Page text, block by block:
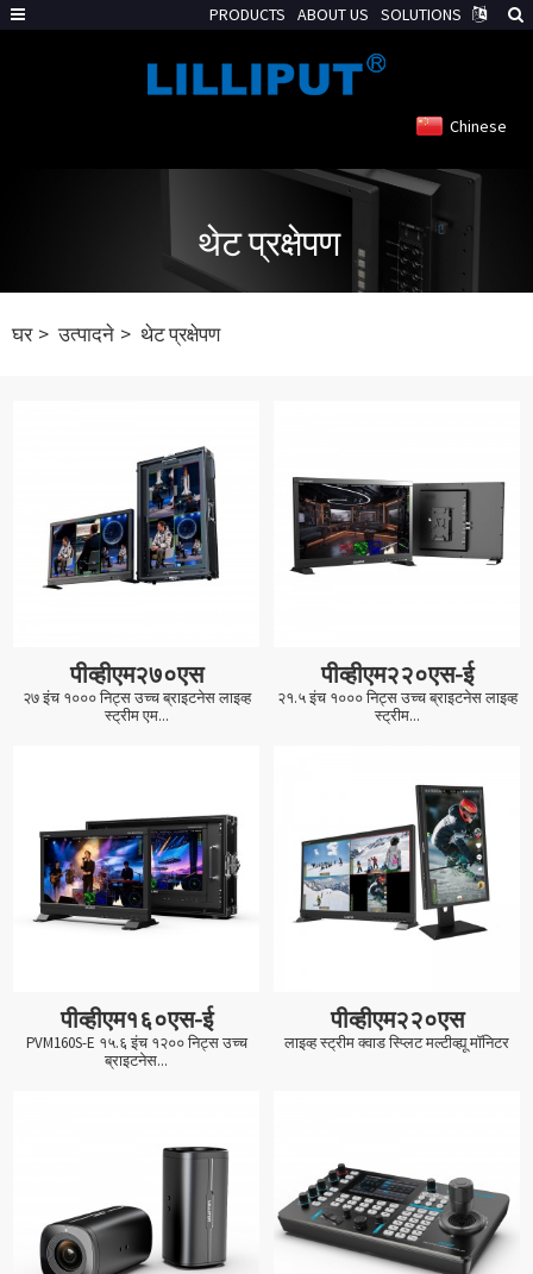
Chinese
थेट प्रक्षेपण
घर उत्पादने थेट प्रक्षेपण
पीव्हीएम२७०एस
२७ इंच १००० निट्स उच्च ब्राइटनेस लाइव्ह
स्ट्रीम एम...
पीव्हीएम२२०एस-ई
२१.५ इंच १००० निट्स उच्च ब्राइटनेस लाइव्ह
स्ट्रीम...
पीव्हीएम१६०एस-ई
PVM160S-E १५.६ इंच १२०० निट्स उच्च
ब्राइटनेस...
पीव्हीएम२२०एस
लाइव्ह स्ट्रीम क्वाड स्प्लिट मल्टीव्ह्यू मॉनिटर
PRODUCTS ABOUT US SOLUTIONS